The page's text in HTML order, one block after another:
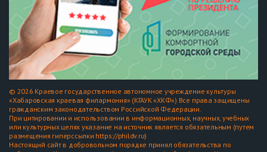
© 2026 Краевое государственное автономное учреждение культуры
«Хабаровская краевая филармония» (КГАУК «ХКФ») Все права защищены
гражданским законодательством Российской Федерации.
При цитировании и использовании в информационных, научных, учебных
или культурных целях указание на источник является обязательным (путем
размещения гиперссылки https://phildv.ru)
Настоящий сайт в добровольном порядке принял обязательства по